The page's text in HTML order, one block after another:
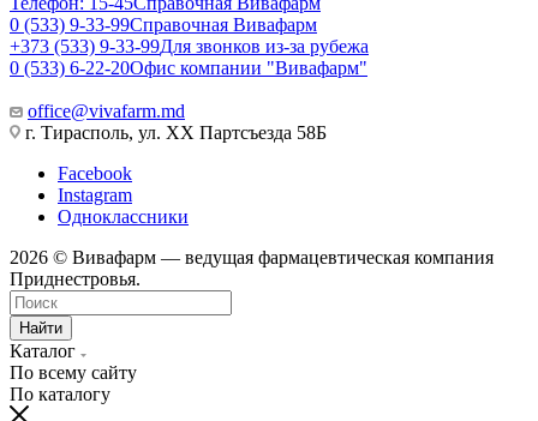
0 (533) 9-33-99Справочная Вивафарм
+373 (533) 9-33-99Для звонков из-за рубежа
0 (533) 6-22-20Офис компании "Вивафарм"
office@vivafarm.md
г. Тирасполь, ул. ХХ Партсъезда 58Б
Facebook
Instagram
Одноклассники
2026 © Вивафарм — ведущая фармацевтическая компания
Приднестровья.
Найти
Каталог
По всему сайту
По каталогу